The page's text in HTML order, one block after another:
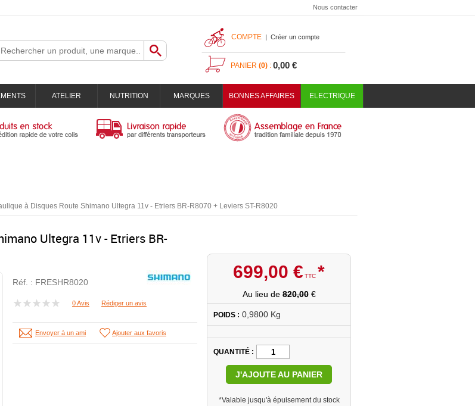
Nous contacter
COMPTE | Créer un compte
PANIER (0) : 0,00 €
ATELIER NUTRITION MARQUES BONNES AFFAIRES ELECTRIQUE
à Disques Route Shimano Ultegra 11v - Etriers BR-R8070 + Leviers ST-R8020
Ultegra 11v - Etriers BR-
Réf. : FRESHR8020
0 Avis Rédiger un avis
Envoyer à un ami Ajouter aux favoris
699,00 € TTC *
Au lieu de820,00€
POIDS : 0,9800 Kg
QUANTITÉ
J'AJOUTE AU PANIER
*Valable jusqu'à épuisement du stock